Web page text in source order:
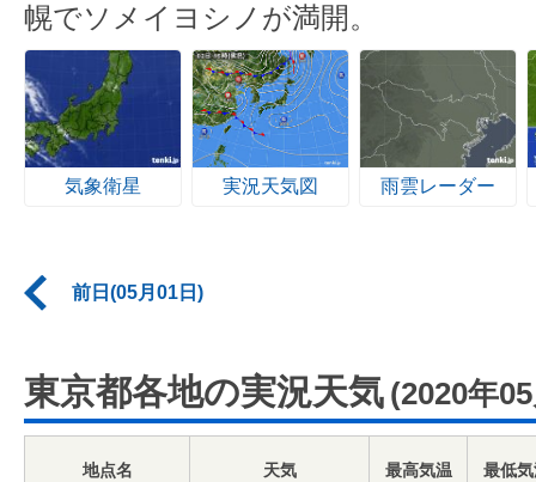
幌でソメイヨシノが満開。
気象衛星 実況天気図 雨雲レーダー
前日(05月01日)
東京都各地の実況天気 (2020年
地点名 天気 最高気温 最低